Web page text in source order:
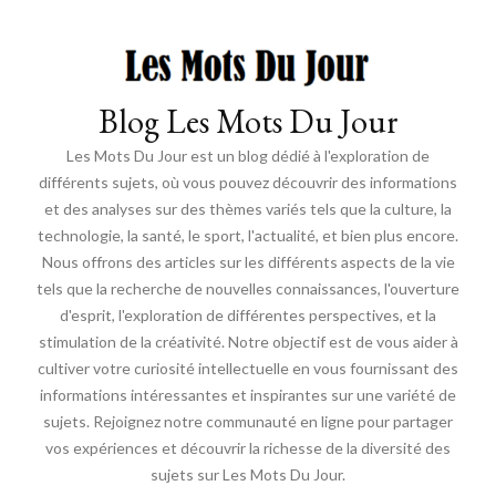
Blog Les Mots Du Jour
Les Mots Du Jour est un blog dédié à l'exploration de
différents sujets, où vous pouvez découvrir des informations
et des analyses sur des thèmes variés tels que la culture, la
technologie, la santé, le sport, l'actualité, et bien plus encore.
Nous offrons des articles sur les différents aspects de la vie
tels que la recherche de nouvelles connaissances, l'ouverture
d'esprit, l'exploration de différentes perspectives, et la
stimulation de la créativité. Notre objectif est de vous aider à
cultiver votre curiosité intellectuelle en vous fournissant des
informations intéressantes et inspirantes sur une variété de
sujets. Rejoignez notre communauté en ligne pour partager
vos expériences et découvrir la richesse de la diversité des
sujets sur Les Mots Du Jour.